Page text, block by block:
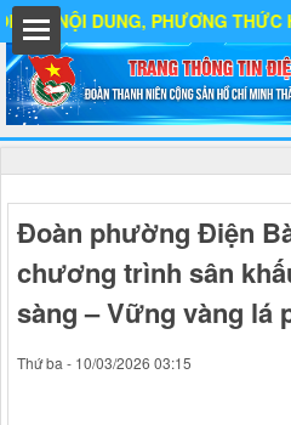
DUNG, PHƯƠNG THỨC HOẠT
Đoàn phường Điện
chương trình sân
sàng – Vững vàng lá
Thứ ba - 10/03/2026 03:15